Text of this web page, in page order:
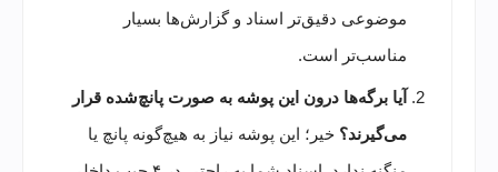
موضوعی دقیق‌تر اسناد و گزارش‌ها بسیار
مناسب‌تر است.
آیا برگه‌ها درون این پوشه به صورت پانچ‌شده قرار
می‌گیرند؟ خیر؛ این پوشه نیاز به هیچ‌گونه پانچ یا